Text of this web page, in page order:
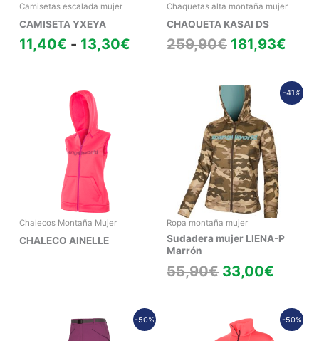
Camisetas escalada mujer
CAMISETA YXEYA
11,40€ - 13,30€
Chaquetas alta montaña mujer
CHAQUETA KASAI DS
259,90€ 181,93€
Chalecos Montaña Mujer
CHALECO AINELLE
-41%
Ropa montaña mujer
Sudadera mujer LIENA-P
Marrón
55,90€
El
precio
original
era:
55,90€.
33,00€
El
es:
-50%
El
El
-50%